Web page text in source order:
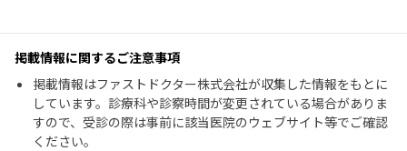
掲載情報に関するご注意事項
掲載情報はファストドクター株式会社が収集した情報をもとに
しています。診療科や診察時間が変更されている場合がありま
すので、受診の際は事前に該当医院のウェブサイト等でご確認
ください。